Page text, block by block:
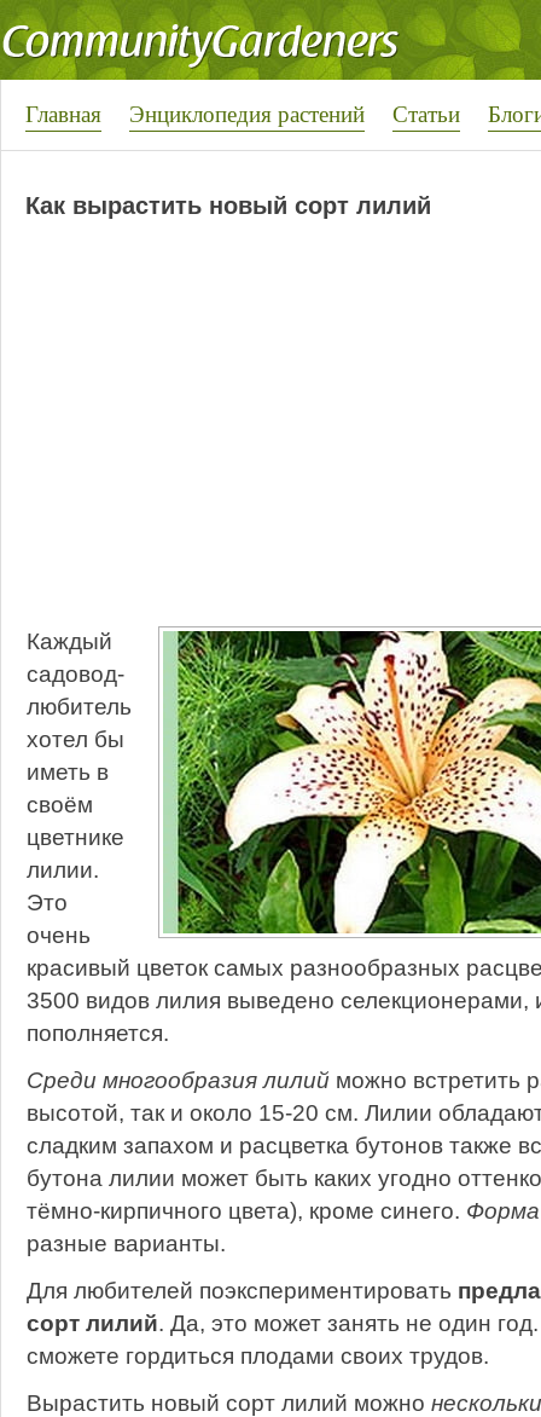
Главная Энциклопедия растений Статьи
Как вырастить новый сорт лилий
Каждый
садовод-
любитель
хотел бы
иметь в
своём
цветнике
лилии.
Это
очень
красивый цветок самых разнообразных
3500 видов лилия выведено селекционерами,
пополняется.
Среди многообразия лилий можно встретить
высотой, так и около 15-20 см. Лилии
сладким запахом и расцветка бутонов также
бутона лилии может быть каких угодно
тёмно-кирпичного цвета), кроме синего.
разные варианты.
Для любителей поэкспериментировать
сорт лилий. Да, это может занять не один
сможете гордиться плодами своих трудов.
Вырастить новый сорт лилий можно